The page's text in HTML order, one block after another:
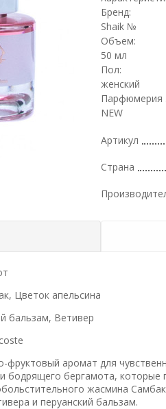
Бренд:
Shaik №
Объем:
50 мл
Пол:
женский
Парфюмерия
NEW
Артикул
Страна
Цветок апельсина
бальзам, Ветивер
фруктовый аромат для
бодрящего бергамота, которые
жасмина
и перуанский бальзам.